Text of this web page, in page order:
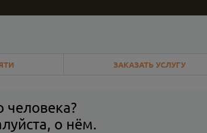
ЗАКАЗАТЬ УСЛУГУ
человека?
о нём.